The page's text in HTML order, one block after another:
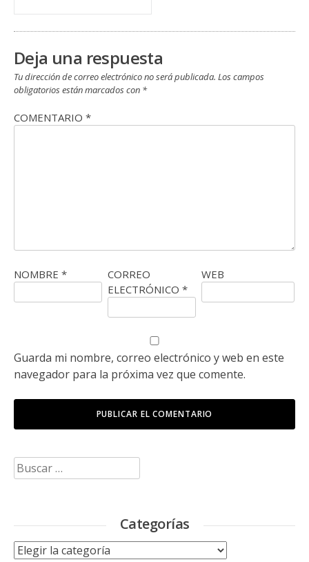
Deja una respuesta
Tu dirección de correo electrónico no será publicada. Los campos
obligatorios están marcados con *
COMENTARIO *
NOMBRE *
CORREO
ELECTRÓNICO *
WEB
Guarda mi nombre, correo electrónico y web en este
navegador para la próxima vez que comente.
Buscar:
Categorías
Categorías